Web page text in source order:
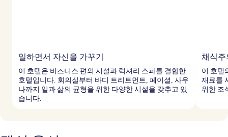
일하면서 자신을 가꾸기
이 호텔은 비즈니스 편의 시설과 럭셔리 스파를 결합한
호텔입니다. 회의실부터 바디 트리트먼트, 페이셜, 사우
나까지 일과 삶의 균형을 위한 다양한 시설을 갖추고 있
습니다.
채식
이 호텔
재료를
위한 조